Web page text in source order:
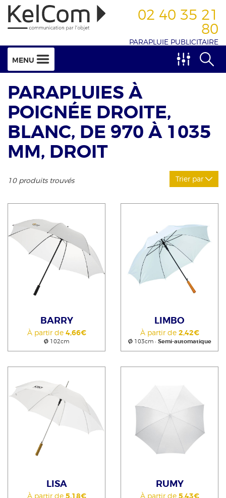
02 40 35 21
80
PARAPLUIE PUBLICITAIRE
MENU
PARAPLUIES À
POIGNÉE DROITE,
BLANC, DE 970 À 1035
MM, DROIT
10 produits trouvés Trier par
BARRY
À partir de 4,66€
Ø 102cm
LIMBO
À partir de 2,42€
Ø103cm • Semi-automatique
LISA
À partir de 5,18€
RUMY
À partir de 5,43€